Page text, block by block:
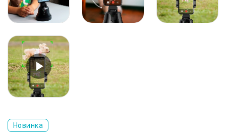
Новинка